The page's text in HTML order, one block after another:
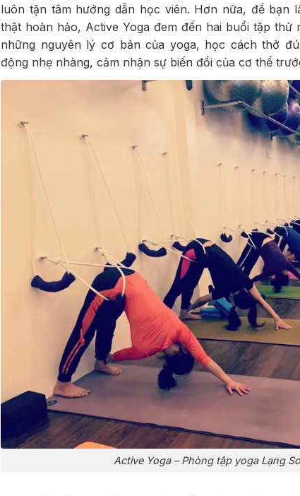
luôn tận tâm hướng dẫn học viên. Hơn nữa, để bạn
thật hoàn hảo, Active Yoga đem đến hai buổi tập
những nguyên lý cơ bản của yoga, học cách thở
động nhẹ nhàng, cảm nhận sự biến đổi của cơ thể
Active Yoga – Phòng tập yoga Lạng